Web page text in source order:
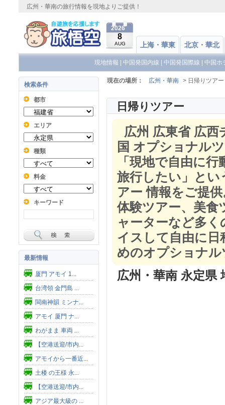
広州・華南の旅行情報を現地よりご提供！
2026
8
AUG 上海・華東 北京・華北
現地情報 中国発国内線 中国発国際線 中国ホ
検索条件
都市
エリア
種類
料金
キーワード
最新情報
厦門 アモイ 1...
台湾領 金門島 ...
閩南神韻 ミンナ...
アモイ 厦門 ナ...
わがまま 車両 ...
【空港送迎/市内...
アモイから一番近...
土楼 の王様 永...
【空港送迎/市内...
アジア最大級の ...
現在の場所： 広州・華南 > 日帰りツアー
日帰りツアー
広州 広東省 広西
国 オプショナル
「現地で自由に
旅行したい」とい
アー 情報をご提
体験ツアー、美食
ャーターなど多
イスして自由に日
めのオプショナ
広州・華南 永定県